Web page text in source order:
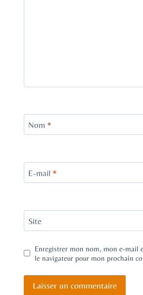
Nom *
E-mail *
Site
Enregistrer mon nom, mon e-mail
le navigateur pour mon prochain